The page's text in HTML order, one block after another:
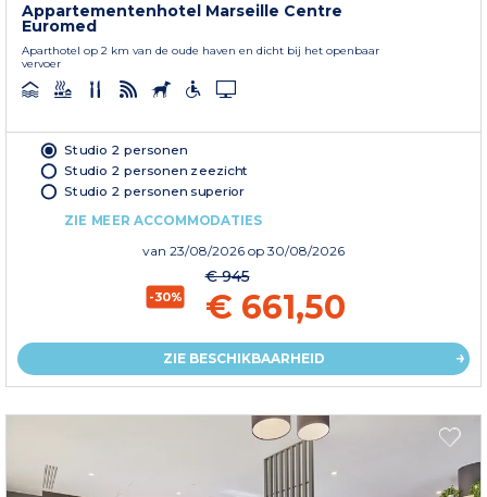
Appartementenhotel Marseille Centre
Euromed
Aparthotel op 2 km van de oude haven en dicht bij het openbaar
vervoer
Studio 2 personen
Studio 2 personen zeezicht
Studio 2 personen superior
ZIE MEER ACCOMMODATIES
van 23/08/2026 op 30/08/2026
-30%
€ 945
€ 661,50
ZIE BESCHIKBAARHEID